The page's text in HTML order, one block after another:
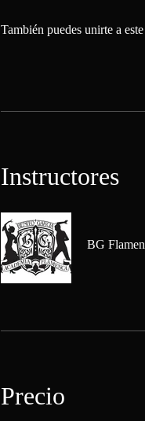
También puedes unirte a
Instructores
BG
Precio